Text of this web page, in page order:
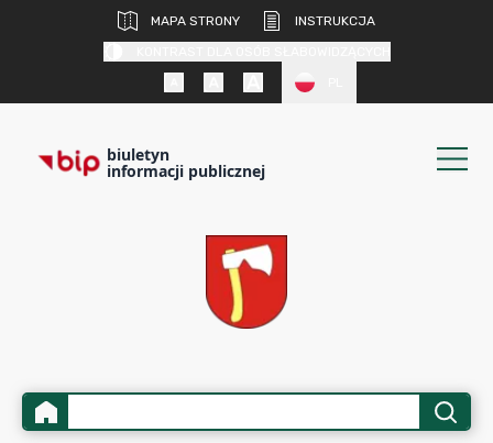
MAPA STRONY
INSTRUKCJA
biuletyn
informacji publicznej